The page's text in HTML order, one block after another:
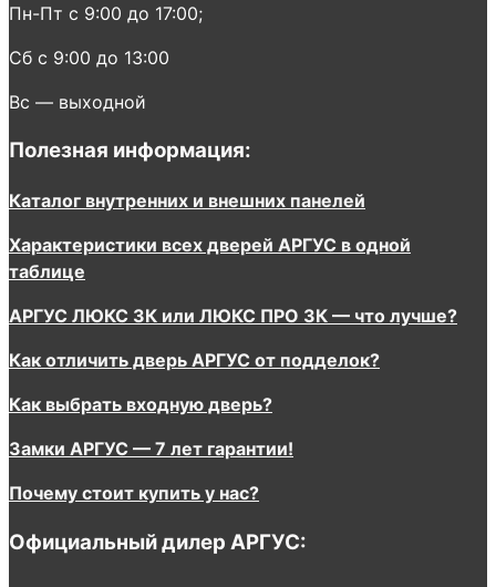
Пн-Пт с 9:00 до 17:00;
Сб с 9:00 до 13:00
Вс — выходной
Полезная информация:
Каталог внутренних и внешних панелей
Характеристики всех дверей АРГУС в одной
таблице
АРГУС ЛЮКС 3К или ЛЮКС ПРО 3К — что лучше?
Как отличить дверь АРГУС от подделок?
Как выбрать входную дверь?
Замки АРГУС — 7 лет гарантии!
Почему стоит купить у нас?
Официальный дилер АРГУС: